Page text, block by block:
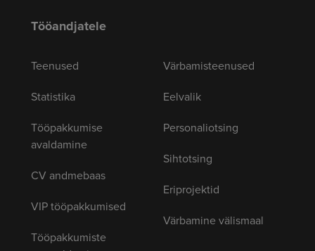
Tööandjatele
Teenused
Statistika
Tööpakkumise
avaldamine
CV andmebaas
VIP tööpakkumised
Tööpakkumiste
Värbamisteenused
Eelvalik
Personaliotsing
Sihtotsing
Eriprojektid
Värbamine välismaal